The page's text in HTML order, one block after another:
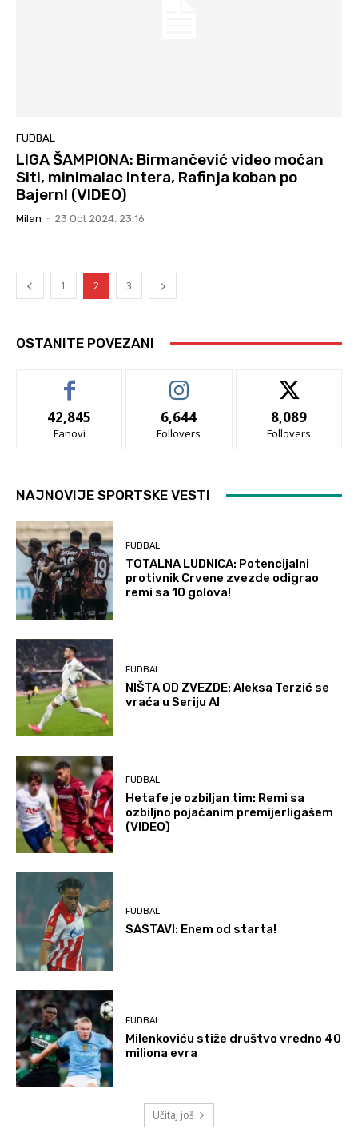
FUDBAL
LIGA ŠAMPIONA: Birmančević video moćan
Siti, minimalac Intera, Rafinja koban po
Bajern! (VIDEO)
Milan - 23 Oct 2024. 23:16
1 2 3
OSTANITE POVEZANI
42,845
Fanovi
6,644
Follovers
8,089
Follovers
NAJNOVIJE SPORTSKE VESTI
FUDBAL
TOTALNA LUDNICA: Potencijalni
protivnik Crvene zvezde odigrao
remi sa 10 golova!
FUDBAL
NIŠTA OD ZVEZDE: Aleksa Terzić se
vraća u Seriju A!
FUDBAL
Hetafe je ozbiljan tim: Remi sa
ozbiljno pojačanim premijerligašem
(VIDEO)
FUDBAL
SASTAVI: Enem od starta!
FUDBAL
Milenkoviću stiže društvo vredno 40
miliona evra
Učitaj još